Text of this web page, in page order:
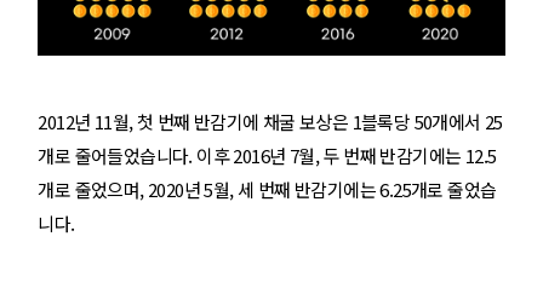
2012년 11월, 첫 번째 반감기에 채굴 보상은 1블록당 50개에서 25
개로 줄어들었습니다. 이후 2016년 7월, 두 번째 반감기에는 12.5
개로 줄었으며, 2020년 5월, 세 번째 반감기에는 6.25개로 줄었습
니다.